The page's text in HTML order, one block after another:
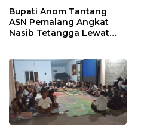
Bupati Anom Tantang
ASN Pemalang Angkat
Nasib Tetangga Lewat